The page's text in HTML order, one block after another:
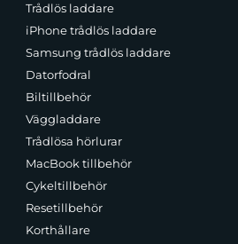
skärm utan att
skyddar mot repor från
Skärmskyddet är dessutom
Trådlös laddare
iPhone trådlös laddare
Samsung trådlös laddare
Datorfodral
Biltillbehör
Väggladdare
Trådlösa hörlurar
MacBook tillbehör
Cykeltillbehör
Resetillbehör
Korthållare